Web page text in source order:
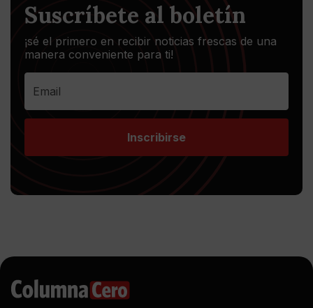
Suscríbete al boletín
¡sé el primero en recibir noticias frescas de una
manera conveniente para ti!
Inscribirse